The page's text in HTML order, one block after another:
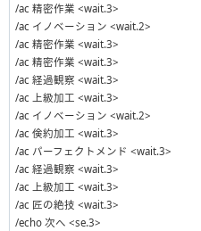
/ac 精密作業 <wait.3>
/ac イノベーション <wait.2>
/ac 精密作業 <wait.3>
/ac 精密作業 <wait.3>
/ac 経過観察 <wait.3>
/ac 上級加工 <wait.3>
/ac イノベーション <wait.2>
/ac 倹約加工 <wait.3>
/ac パーフェクトメンド <wait.3>
/ac 経過観察 <wait.3>
/ac 上級加工 <wait.3>
/ac 匠の絶技 <wait.3>
/echo 次へ <se.3>